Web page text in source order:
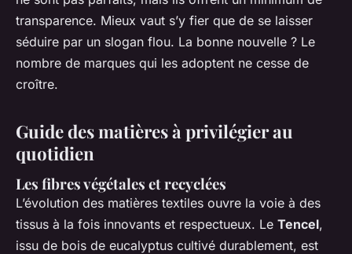
transparence. Mieux vaut s’y fier que de se laisser
séduire par un slogan flou. La bonne nouvelle ? Le
nombre de marques qui les adoptent ne cesse de
croître.
Guide des matières à privilégier au
quotidien
Les fibres végétales et recyclées
L’évolution des matières textiles ouvre la voie à des
tissus à la fois innovants et respectueux. Le Tencel,
issu de bois de eucalyptus cultivé durablement, est